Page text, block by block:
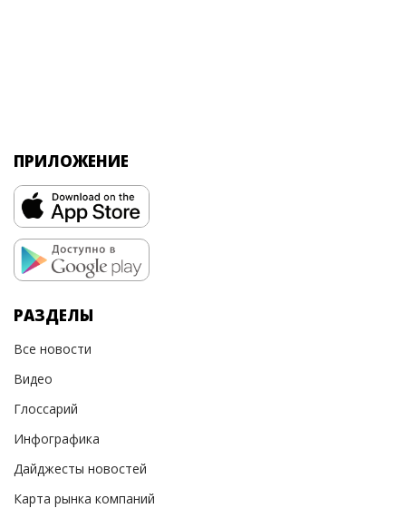
ПРИЛОЖЕНИЕ
РАЗДЕЛЫ
Все новости
Видео
Глоссарий
Инфографика
Дайджесты новостей
Карта рынка компаний